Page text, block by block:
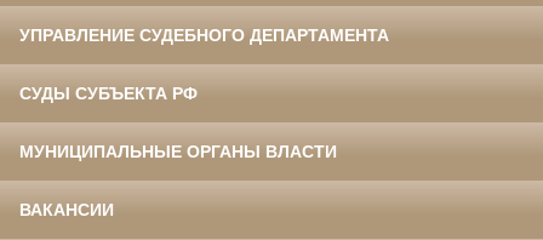
УПРАВЛЕНИЕ СУДЕБНОГО ДЕПАРТАМЕНТА
СУДЫ СУБЪЕКТА РФ
МУНИЦИПАЛЬНЫЕ ОРГАНЫ ВЛАСТИ
ВАКАНСИИ